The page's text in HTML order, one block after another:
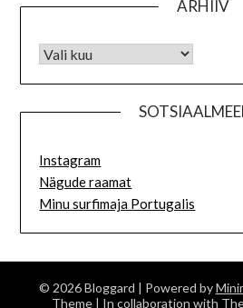
ARHIIV
Instagram
Nägude raamat
Minu surfimaja Portugalis
© 2026 Bloggard | Powered by
Theme | In collaboration with